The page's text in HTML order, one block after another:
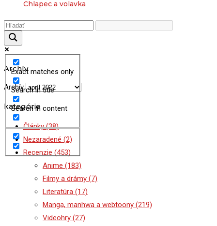
Chlapec a volavka
Exact matches only
Search in title
Search in content
Archív
Archív
kategórie
Články(38)
Nezaradené (2)
Recenzie (453)
Anime (183)
Filmy a drámy (7)
Literatúra (17)
Manga, manhwa a webtoony (219)
Videohry (27)